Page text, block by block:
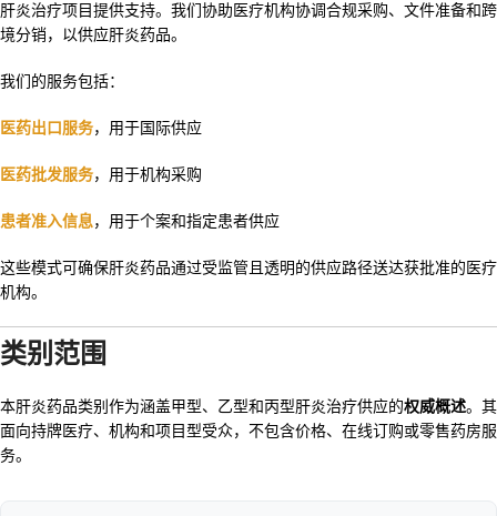
肝炎治疗项目提供支持。我们协助医疗机构协调合规采购、文件准备和跨
境分销，以供应肝炎药品。
我们的服务包括：
医药出口服务，用于国际供应
医药批发服务，用于机构采购
患者准入信息，用于个案和指定患者供应
这些模式可确保肝炎药品通过受监管且透明的供应路径送达获批准的医疗
机构。
类别范围
本肝炎药品类别作为涵盖甲型、乙型和丙型肝炎治疗供应的权威概述。其
面向持牌医疗、机构和项目型受众，不包含价格、在线订购或零售药房服
务。